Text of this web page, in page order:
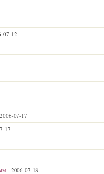
07-12
2006-07-17
17
- 2006-07-18